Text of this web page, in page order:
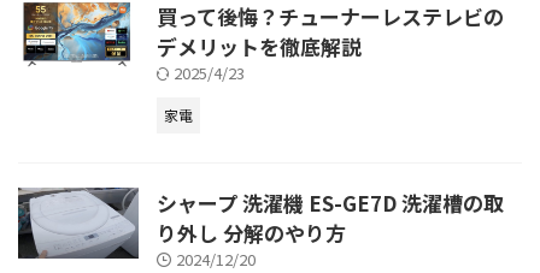
買って後悔？チューナーレステレビの
デメリットを徹底解説
2025/4/23
家電
シャープ 洗濯機 ES-GE7D 洗濯槽の取
り外し 分解のやり方
2024/12/20